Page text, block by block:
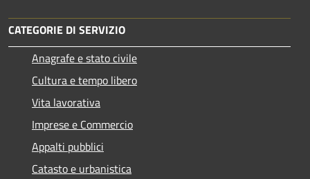
CATEGORIE DI SERVIZIO
Anagrafe e stato civile
Cultura e tempo libero
Vita lavorativa
Imprese e Commercio
Appalti pubblici
Catasto e urbanistica